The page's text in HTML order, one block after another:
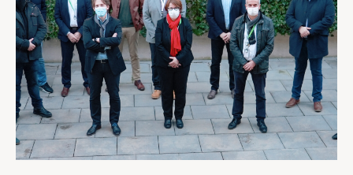
Mitglied werden
Aktuell